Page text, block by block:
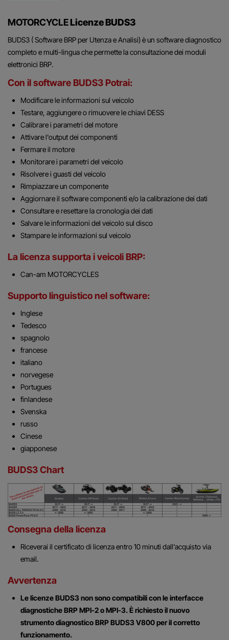
MOTORCYCLELicenze BUDS3
BUDS3 ( Software BRP per Utenza e Analisi) è un software diagnostico
completo e multi-lingua che permette la consultazione dei moduli
elettronici BRP.
Con il software BUDS3 Potrai:
Modificare le informazioni sul veicolo
Testare, aggiungere o rimuovere le chiavi DESS
Calibrare i parametri del motore
Attivare l'output dei componenti
Fermare il motore
Monitorare i parametri del veicolo
Risolvere i guasti del veicolo
Rimpiazzare un componente
Aggiornare il software componenti e/o la calibrazione dei dati
Consultare e resettare la cronologia dei dati
Salvare le informazioni del veicolo sul disco
Stampare le informazioni sul veicolo
La licenza supporta i veicoli BRP:
Can-am MOTORCYCLES
Supporto linguistico nel software:
Inglese
Tedesco
spagnolo
francese
italiano
norvegese
Portugues
finlandese
Svenska
russo
Cinese
giapponese
BUDS3 Chart
Consegna della licenza
Riceverai il certificato di licenza entro 10 minuti dall'acquisto via
email.
Avvertenza
Le licenze BUDS3 non sono compatibili con le interfacce
diagnostiche BRP MPI-2 o MPI-3. È richiesto il nuovo
strumento diagnostico BRP BUDS3 V800 per il corretto
funzionamento.